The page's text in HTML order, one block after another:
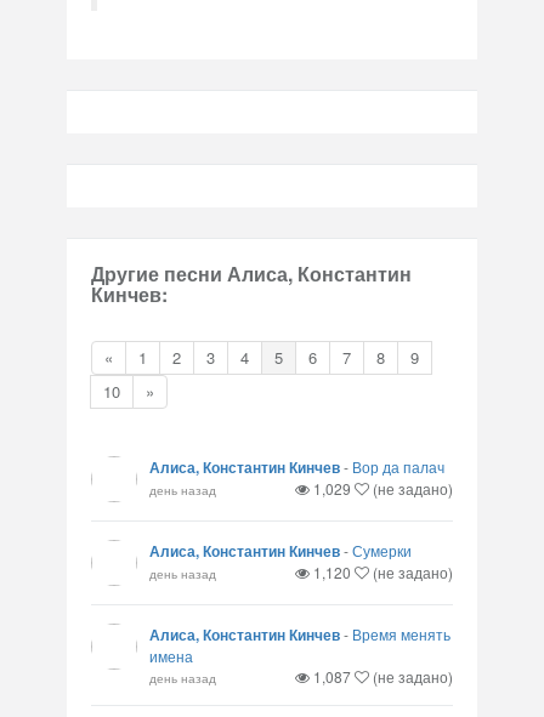
Другие песни Алиса, Константин
Кинчев:
« 1 2 3 4 5 6 7 8
9
10
»
Алиса, Константин Кинчев- Вор да палач
день назад 1,029 (не задано)
Алиса, Константин Кинчев-Сумерки
день назад 1,120 (не задано)
Алиса, Константин Кинчев- Время менять
имена
день назад 1,087 (не задано)